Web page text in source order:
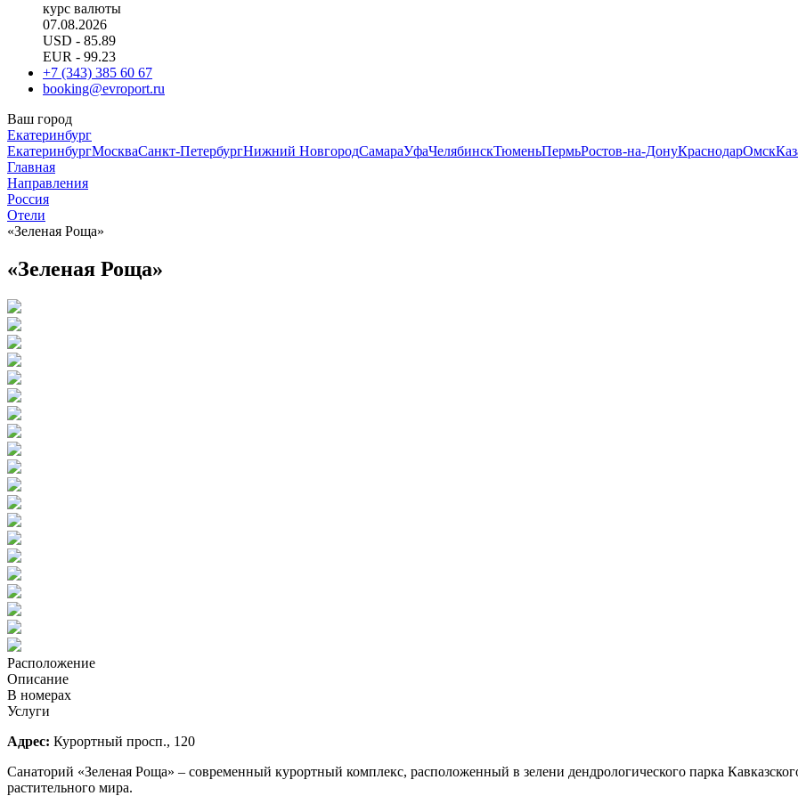
курс валюты
07.08.2026
USD - 85.89
EUR - 99.23
+7 (343) 385 60 67
booking@evroport.ru
Ваш город
Екатеринбург
ЕкатеринбургМоскваСанкт-ПетербургНижний НовгородСамараУфаЧелябинскТюменьПермьРостов-на-ДонуКраснодарОмск
Главная
Направления
Россия
Отели
«Зеленая Роща»
«Зеленая Роща»
Расположение
Описание
В номерах
Услуги
Адрес: Курортный просп., 120
Санаторий «Зеленая Роща» – современный курортный комплекс, расположенный в зелени дендрологического парка
растительного мира.